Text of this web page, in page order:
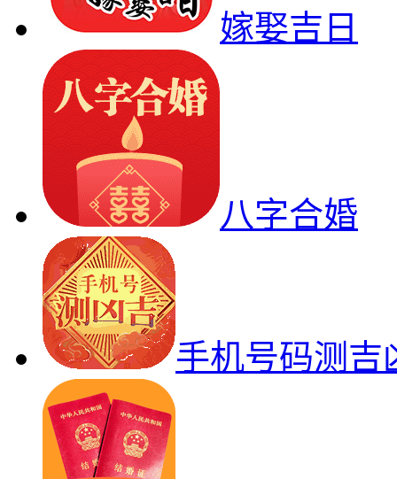
嫁娶吉日
八字合婚
手机号码测吉